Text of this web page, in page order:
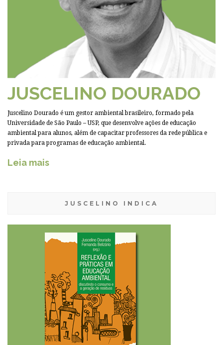
JUSCELINO DOURADO
Juscelino Dourado é um gestor ambiental brasileiro, formado pela
Universidade de São Paulo – USP, que desenvolve ações de educação
ambiental para alunos, além de capacitar professores da rede pública e
privada para programas de educação ambiental.
Leia mais
JUSCELINO INDICA